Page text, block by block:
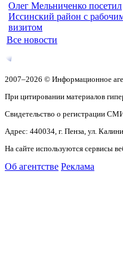
Олег Мельниченко посетил
Иссинский район с
визитом
Все новости
2007–2026 © Информационное
При цитировании материалов
Свидетельство о регистрации
Адрес: 440034, г. Пенза, ул.
На сайте используются сервисы
Об агентстве Реклама